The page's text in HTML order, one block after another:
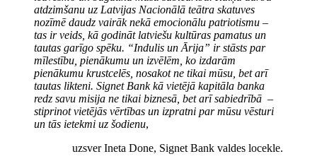
atdzimšanu uz Latvijas Nacionālā teātra skatuves
nozīmē daudz vairāk nekā emocionālu patriotismu –
tas ir veids, kā godināt latviešu kultūras pamatus un
tautas garīgo spēku. “Indulis un Ārija” ir stāsts par
mīlestību, pienākumu un izvēlēm, ko izdarām
pienākumu krustcelēs, nosakot ne tikai mūsu, bet arī
tautas likteni. Signet Bank kā vietējā kapitāla banka
redz savu misija ne tikai biznesā, bet arī sabiedrībā –
stiprinot vietējās vērtības un izpratni par mūsu vēsturi
un tās ietekmi uz šodienu,
uzsver Ineta Done, Signet Bank valdes locekle.